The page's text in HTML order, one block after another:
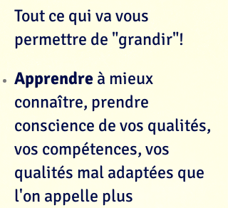
Tout ce qui va vous
permettre de "grandir"!
Apprendre à mieux
connaître, prendre
conscience de vos qualités,
vos compétences, vos
qualités mal adaptées que
l'on appelle plus